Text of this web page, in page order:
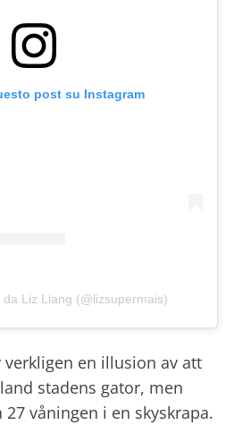
post su Instagram
Liz Liang (@lizsupermais)
en illusion av att
stadens gator, men
våningen i en skyskrapa.